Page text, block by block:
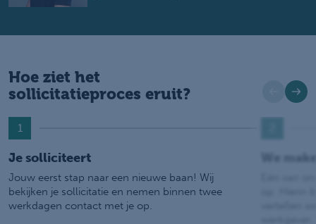
Hoe ziet het
sollicitatieproces eruit?
1
Je solliciteert
Jouw eerst stap naar een nieuwe baan! Wij
bekijken je sollicitatie en nemen binnen twee
werkdagen contact met je op.
We